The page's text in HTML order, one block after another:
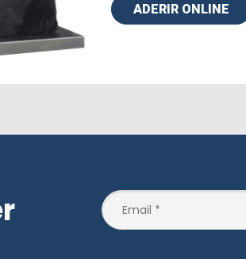
ADERIR ONLINE